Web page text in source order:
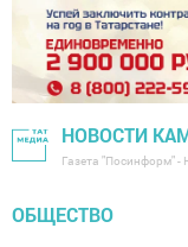
НОВОСТИ
Газета "Посинформ"
ОБЩЕСТВО